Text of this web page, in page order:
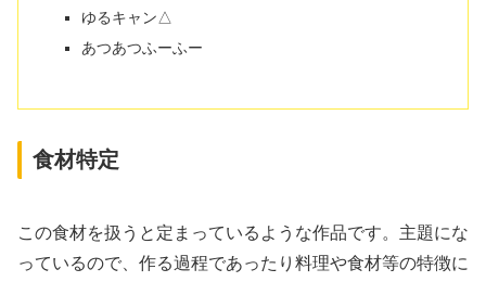
ゆるキャン△
あつあつふーふー
食材特定
この食材を扱うと定まっているような作品です。主題にな
っているので、作る過程であったり料理や食材等の特徴に